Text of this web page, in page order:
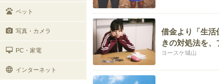
ペット
写真・カメラ
PC・家電
インターネット
借金より「生活
きの対処法を、
ヨースケ城山